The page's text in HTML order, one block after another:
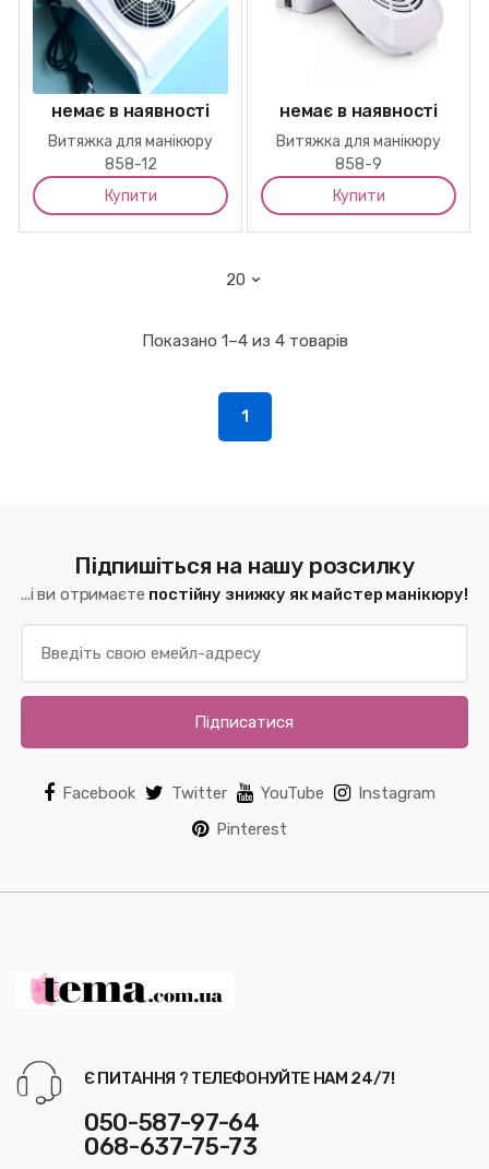
немає в наявності
Витяжка для манікюру
858-12
Купити
немає в наявності
Витяжка для манікюру
858-9
Купити
Показано 1–4 из 4 товарів
1
Підпишіться на нашу розсилку
...і ви отримаєте постійну знижку як майстер манікюру!
Підписатися
Facebook Twitter YouTube
Instagram
Pinterest
Є ПИТАННЯ ? ТЕЛЕФОНУЙТЕ НАМ 24/7!
050-587-97-64
068-637-75-73